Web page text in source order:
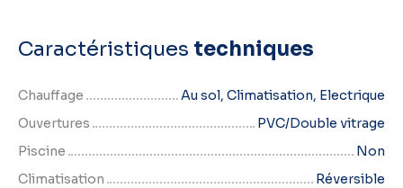
Caractéristiques techniques
Chauffage
Au sol, Climatisation, Electrique
Ouvertures
PVC/Double vitrage
Piscine
Non
Climatisation
Réversible